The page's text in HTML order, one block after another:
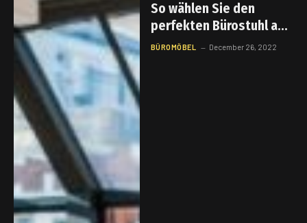
So wählen Sie den
perfekten Bürostuhl aus
–
BÜROMÖBEL December 26, 2022